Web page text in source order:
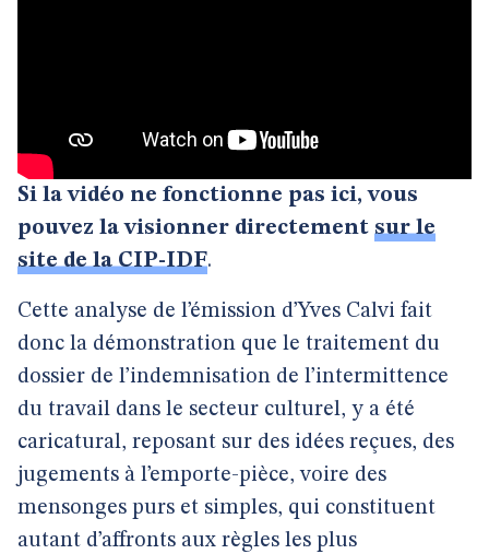
Si la vidéo ne fonctionne pas ici, vous
pouvez la visionner directement sur le
site de la CIP-IDF.
Cette analyse de l’émission d’Yves Calvi fait
donc la démonstration que le traitement du
dossier de l’indemnisation de l’intermittence
du travail dans le secteur culturel, y a été
caricatural, reposant sur des idées reçues, des
jugements à l’emporte-pièce, voire des
mensonges purs et simples, qui constituent
autant d’affronts aux règles les plus